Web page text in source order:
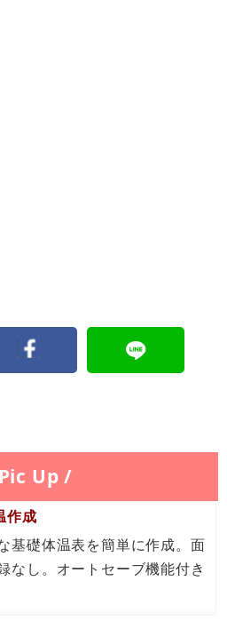
Up /
作成
基礎体温表を簡単に作成。面
なし。オートセーブ機能付き